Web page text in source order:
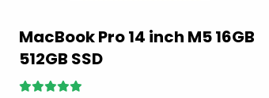
MacBook Pro 14 inch M5 16GB
512GB SSD